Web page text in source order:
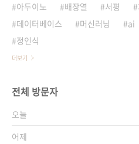
아두이노
배장열 서평
데이터베이스
머신러닝 ai
정인식
더보기
전체 방문자
오늘
어제